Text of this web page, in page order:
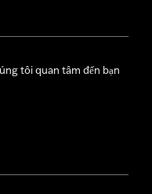
tôi quan tâm đến bạn